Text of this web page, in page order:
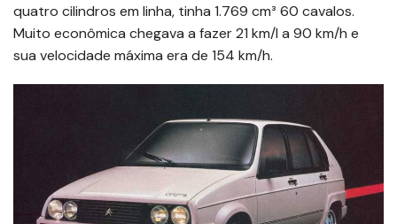
quatro cilindros em linha, tinha 1.769 cm³ 60 cavalos.
Muito econômica chegava a fazer 21 km/l a 90 km/h e
sua velocidade máxima era de 154 km/h.